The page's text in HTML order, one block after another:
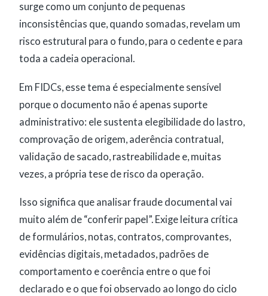
surge como um conjunto de pequenas
inconsistências que, quando somadas, revelam um
risco estrutural para o fundo, para o cedente e para
toda a cadeia operacional.
Em FIDCs, esse tema é especialmente sensível
porque o documento não é apenas suporte
administrativo: ele sustenta elegibilidade do lastro,
comprovação de origem, aderência contratual,
validação de sacado, rastreabilidade e, muitas
vezes, a própria tese de risco da operação.
Isso significa que analisar fraude documental vai
muito além de “conferir papel”. Exige leitura crítica
de formulários, notas, contratos, comprovantes,
evidências digitais, metadados, padrões de
comportamento e coerência entre o que foi
declarado e o que foi observado ao longo do ciclo